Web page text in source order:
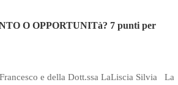
O OPPORTUNITà? 7 punti per
e della Dott.ssa LaLiscia Silvia La